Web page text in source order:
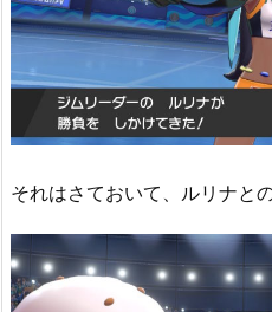
それはさておいて、ルリナと